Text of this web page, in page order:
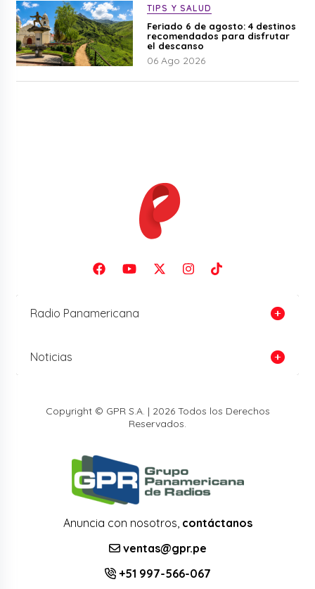
TIPS Y SALUD
Feriado 6 de agosto: 4 destinos
recomendados para disfrutar
el descanso
06 Ago 2026
Radio Panamericana
Noticias
Copyright © GPR S.A. | 2026 Todos los Derechos
Reservados.
Anuncia con nosotros, contáctanos
ventas@gpr.pe
+51 997-566-067